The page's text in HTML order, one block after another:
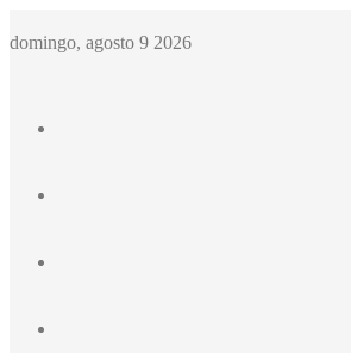
domingo, agosto 9 2026